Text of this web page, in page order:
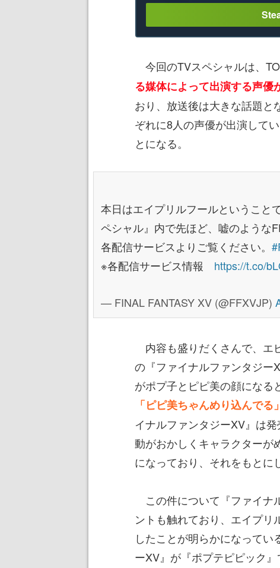
今回のTVスペシャルは、
る媒体によって出演する声優
おり、放送後は大きな話題と
ぞれに8人の声優が出演して
とになる。
本日はエイプリルフールということ
ペシャル』内で先ほど、嘘のような
各配信サービスよりご覧ください。
※各配信サービス情報 https://t.co/
— FINAL FANTASY XV (@FFXVJP)
内容も盛りだくさんで、エ
の『ファイナルファンタジー
がポプ子とピピ美の顔になる
「ピピ美ちゃんめり込んでる」
イナルファンタジーXV』は
動がおかしくキャラクターが
になっており、それをもとに
この件について『ファイナ
ントも触れており、エイプリ
したことが明らかになって
ーXV』が『ポプテピピック